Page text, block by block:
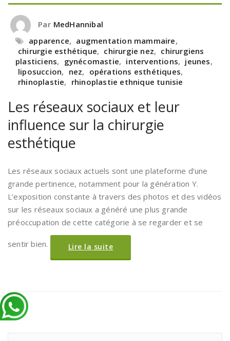
Par MedHannibal
apparence, augmentation mammaire,
chirurgie esthétique, chirurgie nez, chirurgiens
plasticiens, gynécomastie, interventions, jeunes,
liposuccion, nez, opérations esthétiques,
rhinoplastie, rhinoplastie ethnique tunisie
Les réseaux sociaux et leur
influence sur la chirurgie
esthétique
Les réseaux sociaux actuels sont une plateforme d’une
grande pertinence, notamment pour la génération Y.
L’exposition constante à travers des photos et des vidéos
sur les réseaux sociaux a généré une plus grande
préoccupation de cette catégorie à se regarder et se
sentir bien. Lire la suite